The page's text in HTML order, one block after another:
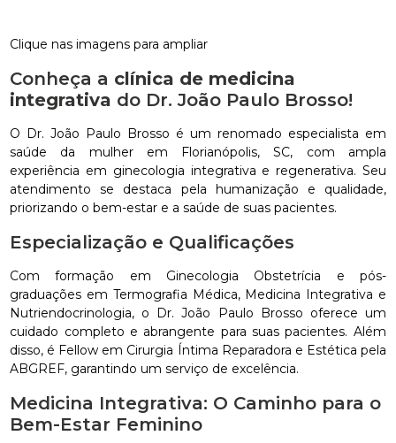
Clique nas imagens para ampliar
Conheça a clínica de medicina
integrativa do Dr. João Paulo Brosso!
O Dr. João Paulo Brosso é um renomado especialista em
saúde da mulher em Florianópolis, SC, com ampla
experiência em ginecologia integrativa e regenerativa. Seu
atendimento se destaca pela humanização e qualidade,
priorizando o bem-estar e a saúde de suas pacientes.
Especialização e Qualificações
Com formação em Ginecologia Obstetrícia e pós-
graduações em Termografia Médica, Medicina Integrativa e
Nutriendocrinologia, o Dr. João Paulo Brosso oferece um
cuidado completo e abrangente para suas pacientes. Além
disso, é Fellow em Cirurgia Íntima Reparadora e Estética pela
ABGREF, garantindo um serviço de excelência.
Medicina Integrativa: O Caminho para o
Bem-Estar Feminino